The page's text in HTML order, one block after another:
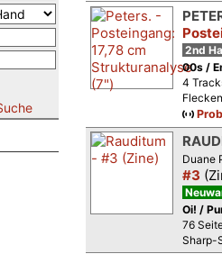
2nd
00s /
4
Duane
#3
Oi! /
76
Sharp-